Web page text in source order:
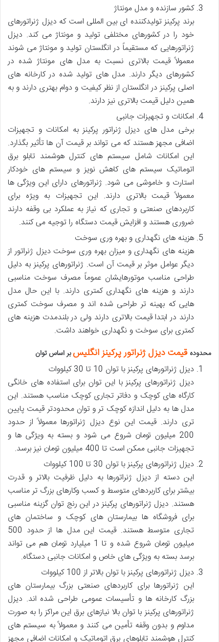
کشور سازنده و مدل مونتاژ
برند پرکینز تولیدکننده ای بین المللی است که دیزل ژنراتورهای
خود را در کشورهای مختلفی تولید و مونتاژ می کند. دیزل
ژنراتورهایی که مستقیماً در انگلستان تولید و مونتاژ می شوند
معمولاً قیمت بالاتری نسبت به مدل های مونتاژ شده در
کشورهای دیگر دارند. مدل های تولید شده در کارخانه های
اصلی پرکینز در انگلستان از نظر کیفیت و دوام بهتری دارند و به
همین دلیل قیمت بالاتری نیز دارند.
امکانات و تجهیزات جانبی
برخی مدل های دیزل ژنراتور پرکینز به امکانات و تجهیزات
اضافی مجهز هستند که می تواند بر قیمت آن ها تأثیر بگذارد.
این امکانات شامل سیستم های کنترل هوشمند تابلو برق
اتوماتیک سیستم های کاهش نویز و سیستم های خودکار
استارت و خاموشی می شود. ژنراتورهای دارای این ویژگی ها
معمولاً قیمت بالاتری دارند. این تجهیزات به ویژه برای
کاربردهای صنعتی و تجاری که نیاز به عملکرد بی وقفه دارند
ضروری هستند و افزایش قیمت دستگاه را توجیه می کنند.
هزینه های نگهداری و بهره وری سوخت
هزینه های نگهداری و میزان بهره وری سوخت دیزل ژنراتور از
دیگر عوامل موثر بر قیمت آن است. ژنراتورهای پرکینز به دلیل
طراحی مناسب موتورهایشان عموماً مصرف سوخت مناسبی
دارند و هزینه های نگهداری کمتری دارند. با این حال مدل
هایی که بهینه تر طراحی شده اند و مصرف سوخت کمتری
دارند در ابتدا قیمت بالاتری دارند ولی در بلندمدت هزینه های
کمتری برای سوخت و نگهداری خواهند داشت.
محدوده قیمت دیزل ژنراتور پرکینز انگلیسبر اساس توان
دیزل ژنراتورهای پرکینز با توان 10 تا 30 کیلووات
دیزل ژنراتورهای پرکینز با این توان برای استفاده های خانگی
کارگاه های کوچک و دفاتر تجاری کوچک مناسب هستند. این
مدل ها به دلیل اندازه کوچک تر و توان محدودتر قیمت پایین
تری دارند. قیمت این نوع دیزل ژنراتورها معمولاً از حدود
200 میلیون تومان شروع می شود و بسته به ویژگی ها و
تجهیزات جانبی ممکن است تا 400 میلیون تومان نیز برسد.
دیزل ژنراتورهای پرکینز با توان 30 تا 100 کیلووات
این دسته از دیزل ژنراتورها به دلیل ظرفیت بالاتر و قدرت
بیشتر برای کاربردهای متوسط و کسب وکارهای بزرگ تر مناسب
هستند. دیزل ژنراتورهای پرکینز در این رنج توان گزینه مناسبی
برای فروشگاه ها بیمارستان های کوچک و ساختمان های
تجاری متوسط هستند. قیمت این مدل ها از حدود 500
میلیون تومان شروع شده و تا 1 میلیارد تومان هم می تواند
برسد بسته به ویژگی های خاص و امکانات جانبی دستگاه.
دیزل ژنراتورهای پرکینز با توان بالاتر از 100 کیلووات
این ژنراتورها برای کاربردهای صنعتی بزرگ بیمارستان های
بزرگ کارخانه ها و تأسیسات عمومی طراحی شده اند. دیزل
ژنراتورهای پرکینز با توان بالا نیازهای برق این مراکز را به صورت
مداوم و بدون وقفه تأمین می کنند و معمولاً به سیستم های
کنترل هوشمند تابلوهای برق اتوماتیک و امکانات اضافی مجهز